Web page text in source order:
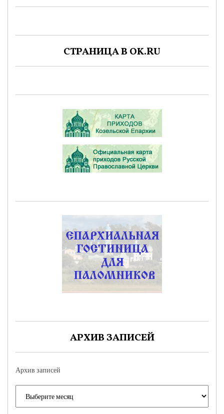
СТРАНИЦА В OK.RU
АРХИВ ЗАПИСЕЙ
Архив записей